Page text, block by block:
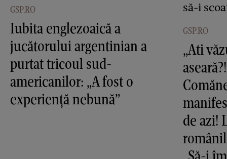
GSP.RO
Iubita englezoaică a
jucătorului argentinian a
purtat tricoul sud-
americanilor: „A fost o
experiență nebună”
GSP.RO
„Ati
de azi!